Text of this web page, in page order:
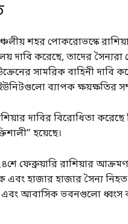
শহর পোকরোভস্কে
দাবি করেছে, তাদের
সামরিক বাহিনী দাবি
ব্যাপক ক্ষয়ক্ষতির
দাবির বিরোধিতা
হয়েছে।
ফেব্রুয়ারি রাশিয়ার
এবং হাজার হাজার সৈন্য
এবং আবাসিক ভবনগুলো ধ্বংস